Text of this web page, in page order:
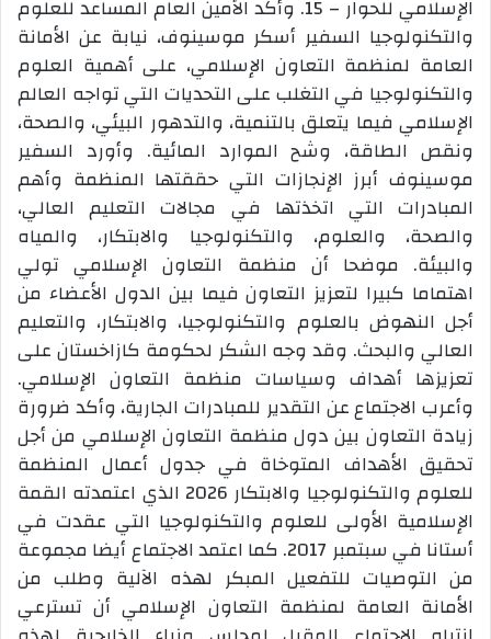
الإسلامي للحوار – 15. وأكد الأمين العام المساعد للعلوم
والتكنولوجيا السفير أسكر موسينوف، نيابة عن الأمانة
العامة لمنظمة التعاون الإسلامي، على أهمية العلوم
والتكنولوجيا في التغلب على التحديات التي تواجه العالم
الإسلامي فيما يتعلق بالتنمية، والتدهور البيئي، والصحة،
ونقص الطاقة، وشح الموارد المائية. وأورد السفير
موسينوف أبرز الإنجازات التي حققتها المنظمة وأهم
المبادرات التي اتخذتها في مجالات التعليم العالي،
والصحة، والعلوم، والتكنولوجيا والابتكار، والمياه
والبيئة. موضحا أن منظمة التعاون الإسلامي تولي
اهتماما كبيرا لتعزيز التعاون فيما بين الدول الأعضاء من
أجل النهوض بالعلوم والتكنولوجيا، والابتكار، والتعليم
العالي والبحث. وقد وجه الشكر لحكومة كازاخستان على
تعزيزها أهداف وسياسات منظمة التعاون الإسلامي.
وأعرب الاجتماع عن التقدير للمبادرات الجارية، وأكد ضرورة
زيادة التعاون بين دول منظمة التعاون الإسلامي من أجل
تحقيق الأهداف المتوخاة في جدول أعمال المنظمة
للعلوم والتكنولوجيا والابتكار 2026 الذي اعتمدته القمة
الإسلامية الأولى للعلوم والتكنولوجيا التي عقدت في
أستانا في سبتمبر 2017. كما اعتمد الاجتماع أيضا مجموعة
من التوصيات للتفعيل المبكر لهذه الآلية وطلب من
الأمانة العامة لمنظمة التعاون الإسلامي أن تسترعي